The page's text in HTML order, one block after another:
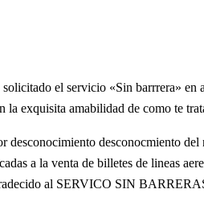
el servicio «Sin barrrera» en
la exquisita amabilidad de como te
desconocimiento desconocmiento
a la venta de billetes de lineas
al SERVICO SIN